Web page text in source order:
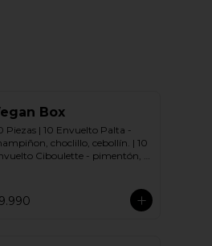
Box
Piezas | 10 Envuelto Palta -
choclillo, cebollín. | 10
Ciboulette - pimentón,